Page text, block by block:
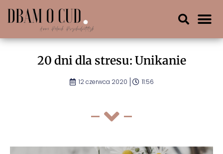
20 dni dla stresu: Unikanie
12 czerwca 2020 11:56